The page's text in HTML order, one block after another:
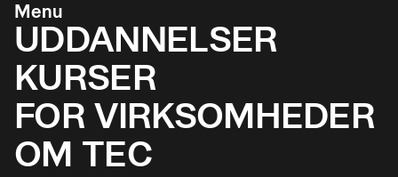
Menu
UDDANNELSER
KURSER
FOR VIRKSOMHEDER
OM TEC